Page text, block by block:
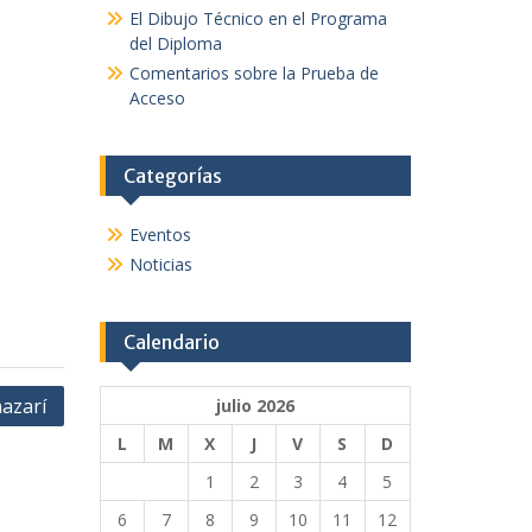
El Dibujo Técnico en el Programa
del Diploma
Comentarios sobre la Prueba de
Acceso
Categorías
Eventos
Noticias
Calendario
julio 2026
L
M X J V S
D
1
2 3 4
5
6
7 8 9 10 11
12